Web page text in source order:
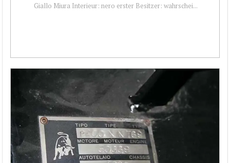
Giallo Miura Interieur: nero erster Besitzer: wahrschei...